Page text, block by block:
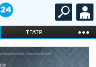
TEATR ...